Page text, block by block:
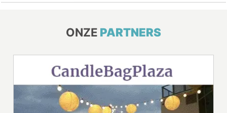
ONZE PARTNERS